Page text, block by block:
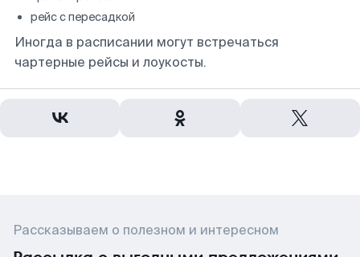
рейс с пересадкой
Иногда в расписании могут встречаться
чартерные рейсы и лоукосты.
Рассказываем о полезном и интересном